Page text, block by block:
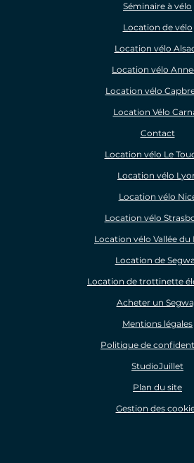
Séminaire à vélo
Location de vélo
Location vélo
Location vélo
Location vélo
Location Vélo
Contact
Location vélo Le
Location vélo
Location vélo
Location vélo
Location vélo Vallée du
Location de
Location de trottinette
Acheter un
Mentions légales
Politique de
StudioJuillet
Plan du site
Gestion des